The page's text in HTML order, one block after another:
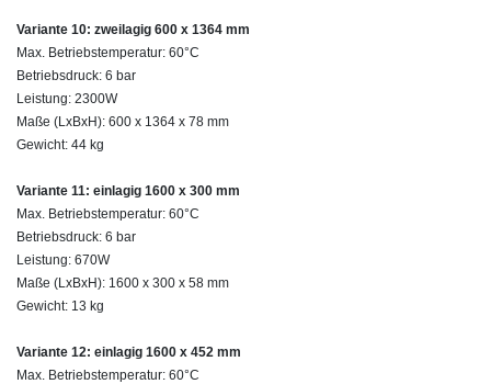
Variante 10: zweilagig 600 x 1364 mm
Max. Betriebstemperatur: 60°C
Betriebsdruck: 6 bar
Leistung: 2300W
Maße (LxBxH): 600 x 1364 x 78 mm
Gewicht: 44 kg
Variante 11: einlagig 1600 x 300 mm
Max. Betriebstemperatur: 60°C
Betriebsdruck: 6 bar
Leistung: 670W
Maße (LxBxH): 1600 x 300 x 58 mm
Gewicht: 13 kg
Variante 12: einlagig 1600 x 452 mm
Max. Betriebstemperatur: 60°C